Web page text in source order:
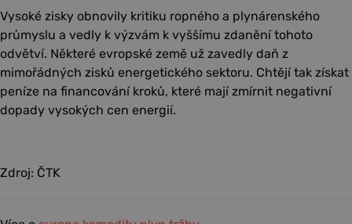
Vysoké zisky obnovily kritiku ropného a plynárenského
průmyslu a vedly k výzvám k vyššímu zdanění tohoto
odvětví. Některé evropské země už zavedly daň z
mimořádných zisků energetického sektoru. Chtějí tak získat
peníze na financování kroků, které mají zmírnit negativní
dopady vysokých cen energií.
Zdroj: ČTK